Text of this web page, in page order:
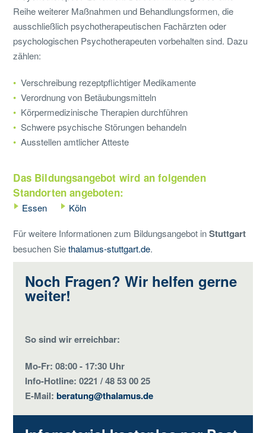
Reihe weiterer Maßnahmen und Behandlungsformen, die
ausschließlich psychotherapeutischen Fachärzten oder
psychologischen Psychotherapeuten vorbehalten sind. Dazu
zählen:
Verschreibung rezeptpflichtiger Medikamente
Verordnung von Betäubungsmitteln
Körpermedizinische Therapien durchführen
Schwere psychische Störungen behandeln
Ausstellen amtlicher Atteste
Das Bildungsangebot wird an folgenden
Standorten angeboten:
Essen Köln
Für weitere Informationen zum Bildungsangebot inStuttgart
besuchen Siethalamus-stuttgart.de.
Noch Fragen? Wir helfen gerne
weiter!
So sind wir erreichbar:
Mo-Fr: 08:00 - 17:30 Uhr
Info-Hotline: 0221 / 48 53 00 25
E-Mail:beratung@thalamus.de